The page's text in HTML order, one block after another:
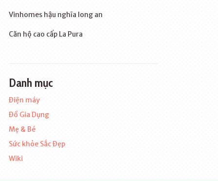
Vinhomes hậu nghĩa long an
Căn hộ cao cấp La Pura
Danh mục
Điện máy
Đồ Gia Dụng
Mẹ & Bé
Sức khỏe Sắc Đẹp
Wiki